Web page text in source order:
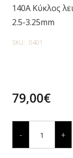
140A Κύκλος
2.5-3.25mm
SKU: 0401
79,00€
-
ARCMAX
MAXSTAR
140
+